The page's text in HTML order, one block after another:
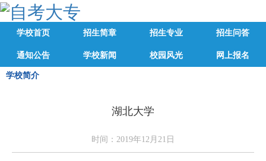
学校首页 招生简章 招生专业 招生问答
通知公告 学校新闻 校园风光 网上报名
学校简介
湖北大学
时间：2019年12月21日